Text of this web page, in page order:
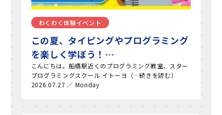
わくわく体験イベント
この夏、タイピングやプログラミング
を楽しく学ぼう！…
こんにちは。船橋駅近くのプログラミング教室、スター
プログラミングスクール イトーヨ（…続きを読む）
2026.07.27 ／ Monday